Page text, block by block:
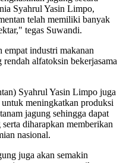
Syahrul Yasin Limpo,
telah memiliki banyak
tegas Suwandi.
industri makanan
alfatoksin bekerjasama
Syahrul Yasin Limpo juga
meningkatkan produksi
jagung sehingga dapat
diharapkan memberikan
nasional.
juga akan semakin